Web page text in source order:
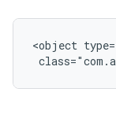
<object